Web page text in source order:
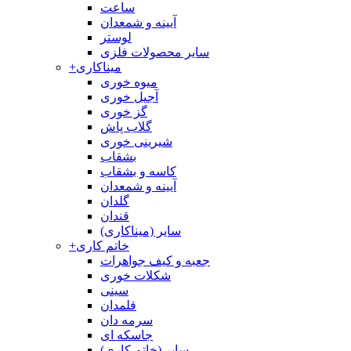
ساعت
آیینه و شمعدان
لوستر
سایر محصولات فلزی
+میناکاری
میوه خوری
آجیل خوری
گز خوری
گلاب پاش
شیرینی خوری
بشقاب
کاسه و بشقاب
آیینه و شمعدان
گلدان
قندان
سایر (میناکاری)
+خاتم کاری
جعبه و کیف جواهرات
شکلات خوری
سینی
قلمدان
سرمه دان
جاسکه ای